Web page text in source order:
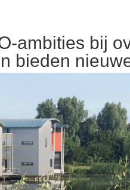
ambities bij
bieden